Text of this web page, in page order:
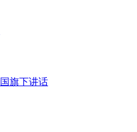
国旗下讲话